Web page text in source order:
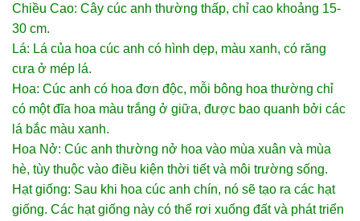
Chiều Cao: Cây cúc anh thường thấp, chỉ cao khoảng 15-
30 cm.
Lá: Lá của hoa cúc anh có hình dẹp, màu xanh, có răng
cưa ở mép lá.
Hoa: Cúc anh có hoa đơn độc, mỗi bông hoa thường chỉ
có một đĩa hoa màu trắng ở giữa, được bao quanh bởi các
lá bắc màu xanh.
Hoa Nở: Cúc anh thường nở hoa vào mùa xuân và mùa
hè, tùy thuộc vào điều kiện thời tiết và môi trường sống.
Hạt giống: Sau khi hoa cúc anh chín, nó sẽ tạo ra các hạt
giống. Các hạt giống này có thể rơi xuống đất và phát triển